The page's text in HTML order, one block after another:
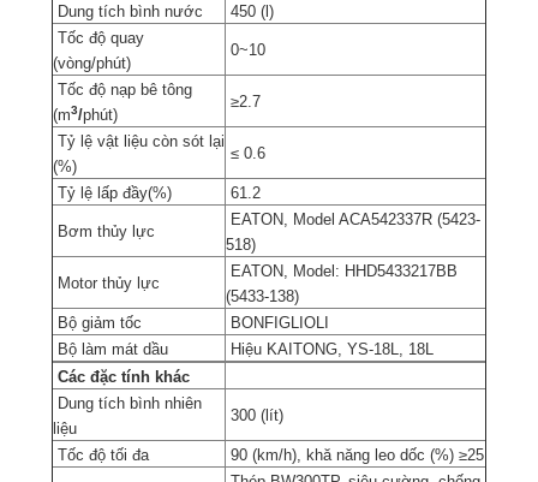
Dung tích bình nước
450 (l)
Tốc độ quay
(vòng/phút)
0~10
Tốc độ nạp bê tông
(m3/phút)
≥2.7
Tỷ lệ vật liệu còn sót lại
(%)
≤ 0.6
Tỷ lệ lấp đầy(%) 61.2
Bơm thủy lực
EATON, Model ACA542337R (5423-
518)
Motor thủy lực
EATON, Model: HHD5433217BB
(5433-138)
Bộ giảm tốc
BONFIGLIOLI
Bộ làm mát dầu
Hiệu KAITONG, YS-18L, 18L
Các đặc tính khác
Dung tích bình nhiên
liệu
300 (lít)
Tốc độ tối đa
90 (km/h), khă năng leo dốc (%) ≥25